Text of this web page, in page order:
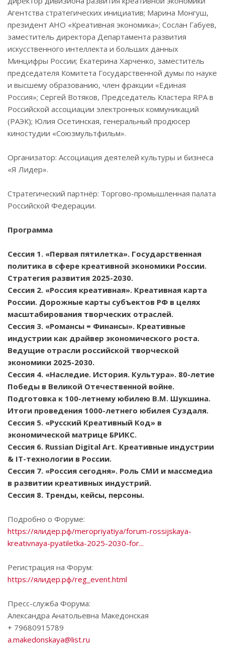
Агентства стратегических инициатив; Марина Монгуш,
президент АНО «Креативная экономика»; Сослан Габуев,
заместитель директора Департамента развития
искусственного интеллекта и больших данных
Минцифры России; Екатерина Харченко, заместитель
председателя Комитета Государственной думы по науке
и высшему образованию, член фракции «Единая
Россия»; Сергей Вотяков, Председатель Кластера RPA в
Российской ассоциации электронных коммуникаций
(РАЭК); Юлия Осетинская, генеральный продюсер
киностудии «Союзмультфильм».
Организатор: Ассоциация деятелей культуры и бизнеса
«Я Лидер».
Стратегический партнёр: Торгово-промышленная палата
Российской Федерации.
Программа
Сессия 1. «Первая пятилетка». Государственная
политика в сфере креативной экономики России.
Стратегия развития 2025-2030.
Сессия 2. «Россия креативная». Креативная карта
России. Дорожные карты субъектов РФ в целях
масштабирования творческих отраслей.
Сессия 3. «Романсы = Финансы». Креативные
индустрии как драйвер экономического роста.
Ведущие отрасли российской творческой
экономики 2025-2030.
Сессия 4. «Наследие. История. Культура». 80-летие
Победы в Великой Отечественной войне.
Подготовка к 100-летнему юбилею В.М. Шукшина.
Итоги проведения 1000-летнего юбилея Суздаля.
Сессия 5. «Русский Креативный Код» в
экономической матрице БРИКС.
Сессия 6. Russian Digital Art. Креативные индустрии
& IT-технологии в России.
Сессия 7. «Россия сегодня». Роль СМИ и массмедиа
в развитии креативных индустрий.
Сессия 8. Тренды, кейсы, персоны.
Подробно о Форуме:
https://ялидер.рф/meropriyatiya/forum-rossijskaya-
kreativnaya-pyatiletka-2025-2030-for...
Регистрация на Форум:
https://ялидер.рф/reg_event.html
Пресс-служба Форума:
Александра Анатольевна Македонская
+ 79680915789
a.makedonskaya@list.ru